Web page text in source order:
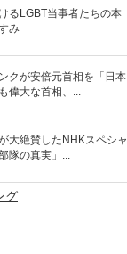
るLGBT当事者たちの本
み
クが安倍元首相を「日本
偉大な首相、...
大絶賛したNHKスペシャ
隊の真実」...
グ